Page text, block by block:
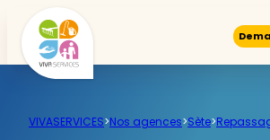
VIVASERVICES>Nos agences>Sète>